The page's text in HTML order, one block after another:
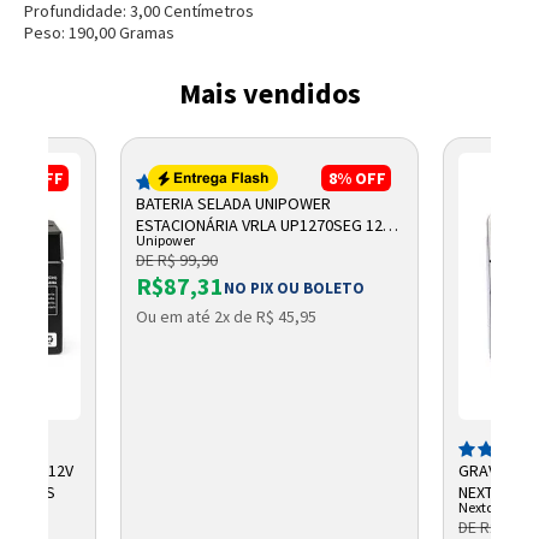
Cartão de crédito
Profundidade: 3,00Centímetros
Peso: 190,00Gramas
Mais vendidos
OFF
12V
8% OFF
(254)
BATERIA SELADA UNIPOWER
ESTACIONÁRIA VRLA UP1270SEG 12V
7AH F187
Unipower
DE R$ 99,90
R$87,31NO PIX OU BOLETO
Ou em até 2x de R$ 45,95
NEXTTECH
Nextcall
DE R$